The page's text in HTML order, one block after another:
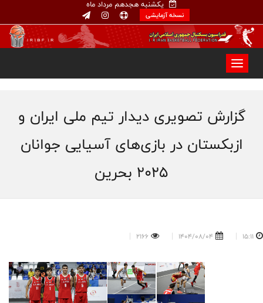
یکشنبه هجدهم مرداد ماه
نسخه آزمایشی
گزارش تصویری دیدار تیم ملی ایران و
ازبکستان در بازی‌های آسیایی جوانان
۲۰۲۵ بحرین
15:11
1404/08/04
2166